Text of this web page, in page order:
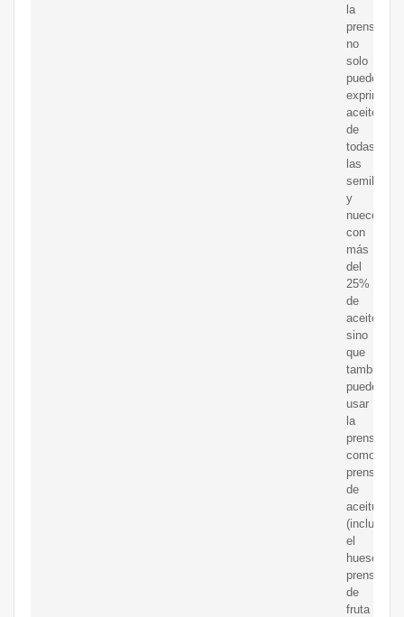
la
prensa
no
solo
puede
exprimir
aceite
de
todas
las
semillas
y
nueces
con
más
del
25%
de
aceite,
sino
que
también
puede
usar
la
prensa
como
prensa
de
aceitunas
(incluido
el
hueso),
prensa
de
fruta